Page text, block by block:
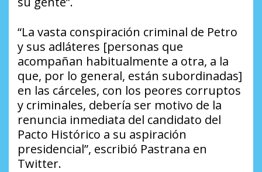
“La vasta conspiración criminal de Petro
y sus adláteres [personas que
acompañan habitualmente a otra, a la
que, por lo general, están subordinadas]
en las cárceles, con los peores corruptos
y criminales, debería ser motivo de la
renuncia inmediata del candidato del
Pacto Histórico a su aspiración
presidencial”, escribió Pastrana en
Twitter.